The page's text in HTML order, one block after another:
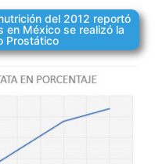
del 2012 reportó
en México se realizó la
Prostático